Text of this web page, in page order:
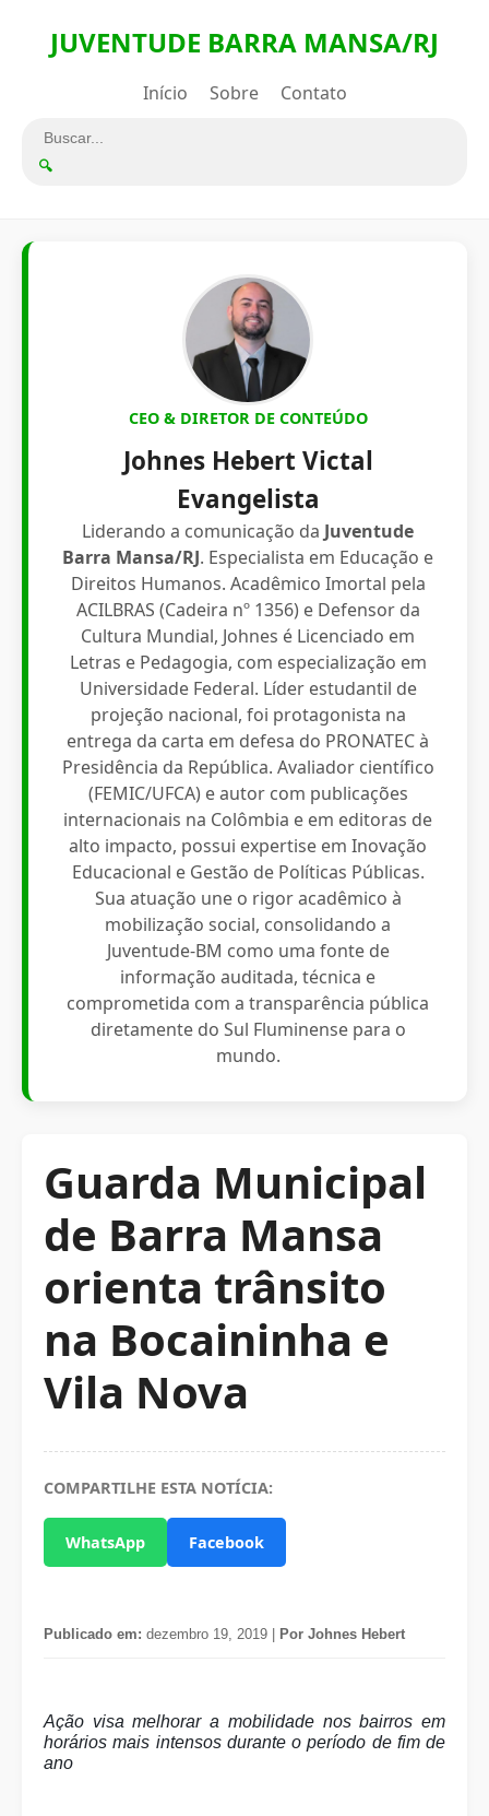
JUVENTUDE BARRA MANSA/RJ
Início Sobre Contato
🔍
CEO & DIRETOR DE CONTEÚDO
Johnes Hebert Victal
Evangelista
Liderando a comunicação da Juventude
Barra Mansa/RJ. Especialista em Educação e
Direitos Humanos. Acadêmico Imortal pela
ACILBRAS (Cadeira nº 1356) e Defensor da
Cultura Mundial, Johnes é Licenciado em
Letras e Pedagogia, com especialização em
Universidade Federal. Líder estudantil de
projeção nacional, foi protagonista na
entrega da carta em defesa do PRONATEC à
Presidência da República. Avaliador científico
(FEMIC/UFCA) e autor com publicações
internacionais na Colômbia e em editoras de
alto impacto, possui expertise em Inovação
Educacional e Gestão de Políticas Públicas.
Sua atuação une o rigor acadêmico à
mobilização social, consolidando a
Juventude-BM como uma fonte de
informação auditada, técnica e
comprometida com a transparência pública
diretamente do Sul Fluminense para o
mundo.
Guarda Municipal
de Barra Mansa
orienta trânsito
na Bocaininha e
Vila Nova
COMPARTILHE ESTA NOTÍCIA:
WhatsApp Facebook
Publicado em: dezembro 19, 2019 | Por Johnes Hebert
Ação visa melhorar a mobilidade nos bairros em
horários mais intensos durante o período de fim de
ano